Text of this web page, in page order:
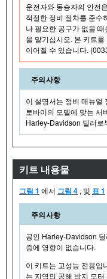
운전자와 동승자의 안전
적절한 정비 절차를 준수
나 필요한 공구가 없을
을 맡기십시오. 본 키트
이어질 수 있습니다.
주의사항
이 설명서는 정비 매뉴얼
토바이의 모델에 맞는 서
Harley-Davidson 딜러로
키트 내용물
그림 1 에서 그림 4 , 및 표 1
주의사항
공인 Harley-Davidson
증에 영향이 없습니다.
이 키트는 고성능 전용입
는 지역의 공해 방지 모